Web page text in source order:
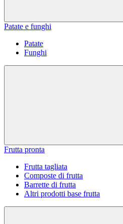
Patate e funghi
Patate
Funghi
Frutta pronta
Frutta tagliata
Composte di frutta
Barrette di frutta
Altri prodotti base frutta